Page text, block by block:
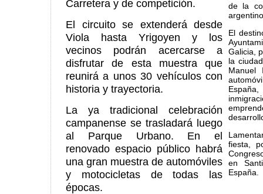
de la
El
Galicia,
la
Manuel
fiesta,
en
España.
Carretera y de competición.
El circuito se extenderá desde
Viola hasta Yrigoyen y los
vecinos podrán acercarse a
disfrutar de esta muestra que
reunirá a unos 30 vehículos con
historia y trayectoria.
La ya tradicional celebración
campanense se trasladará luego
al Parque Urbano. En el
renovado espacio público habrá
una gran muestra de automóviles
y motocicletas de todas las
épocas.